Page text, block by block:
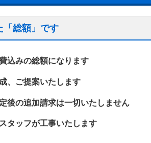
「総額」です
込みの総額になります
、ご提案いたします
後の追加請求は一切いたしません
タッフが工事いたします